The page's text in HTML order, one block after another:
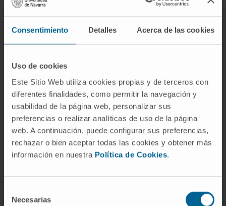
Consentimiento Detalles Acerca de las cookies
Uso de cookies
Este Sitio Web utiliza cookies propias y de terceros con
diferentes finalidades, como permitir la navegación y
usabilidad de la página web, personalizar sus
preferencias o realizar analíticas de uso de la página
web. A continuación, puede configurar sus preferencias,
rechazar o bien aceptar todas las cookies y obtener más
información en nuestra Política de Cookies.
Necesarias
diagnóstico preciso y la posibilidad de ofrecerle el
¿Por qué en la Clínica?